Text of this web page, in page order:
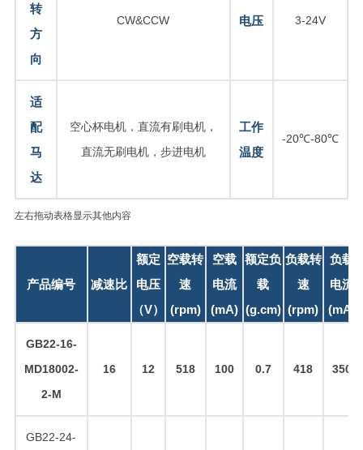
转
方
向
CW&CCW 电压 3-24V
适
配
马
达
空心杯电机，直流有刷电机，
直流无刷电机，步进电机
工作
温度
-20℃-80℃
左右拖动表格显示其他内容
产品编号 减速比
额定
电压
（V）
空载转
速
(rpm)
空载
电流
(mA)
额定负
载
(g.cm)
负载转
速
(rpm)
负载
电流
(mA)
GB22-16-
MD18002-
2-M
16 12 518 100 0.7 418 350
GB22-24-